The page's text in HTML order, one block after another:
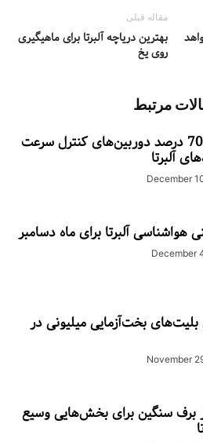
مقاله قبلی
بهترین دریاچه آلبرتا برای ماهیگیری
روی یخ
مرتبط
حذف 70 درصد دوربین‌های کنترل سرعت
آلبرتا
December
هواشناسی آلبرتا برای ماه دسامبر
December
بخت‌آزمایی میلیونی در
November
برف سنگین برای بخش‌هایی وسیع